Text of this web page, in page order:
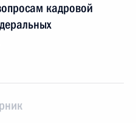
кадровой